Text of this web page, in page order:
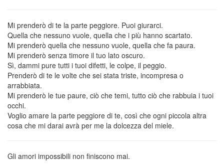
Mi prenderò di te la parte peggiore. Puoi giurarci.
Quella che nessuno vuole, quella che i più hanno scartato.
Mi prenderò quella che nessuno vuole, quella che fa paura.
Mi prenderò senza timore il tuo lato oscuro.
Sì, dammi pure tutti i tuoi difetti, le colpe, il peggio.
Prenderò di te le volte che sei stata triste, incompresa o
arrabbiata.
Mi prenderò le tue paure, ciò che temi, tutto ciò che rabbuia i tuoi
occhi.
Voglio amare la parte peggiore di te, così che ogni piccola altra
cosa che mi darai avrà per me la dolcezza del miele.
Gli amori impossibili non finiscono mai.